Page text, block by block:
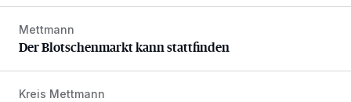
Der Blotschenmarkt kann stattfinden
Mettmann
Der Blotschenmarkt kann stattfinden
Appell für teilweise Freigabe des Seitenstreifens auf der A3
Kreis Mettmann